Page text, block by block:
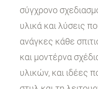
σύγχρονο
υλικά και λύσεις
ανάγκες κάθε
και μοντέρνα
υλικών, και ιδέες